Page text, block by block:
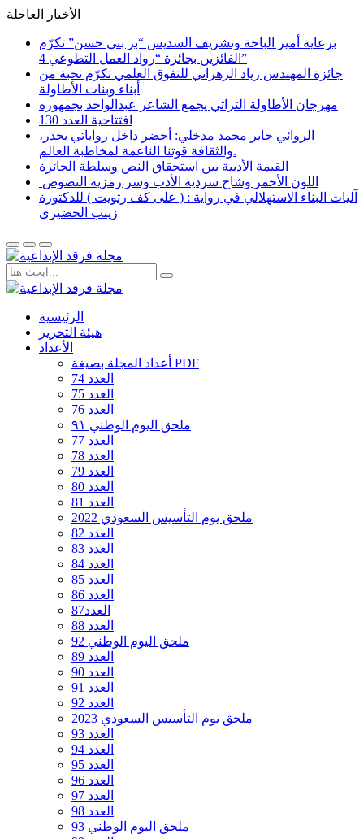
الأخبار العاجلة
برعاية أمير الباحة وتشريف السديس “بر بني حسن” تكرّم
الفائزين بجائزة “رواد العمل التطوعي 4”
جائزة المهندس زياد الزهراني للتفوق العلمي تكرّم نخبة من
أبناء وبنات الأطاولة
مهرجان الأطاولة التراثي يجمع الشاعر عبدالواحد بجمهوره
افتتاحية العدد 130
الروائي جابر محمد مدخلي: أحضر داخل رواياتي بحذر،
والثقافة قوتنا الناعمة لمخاطبة العالم.
القيمة الأدبية بين استحقاق النص وسلطة الجائزة
​ اللون الأحمر وشاح سردية الأدب وسر رمزية النصوص
آليات البناء الاستهلالي في رواية : ( على كف رتويت ) للدكتورة
زينب الخضيري
الرئيسية
هيئة التحرير
الأعداد
أعداد المجلة بصيغة PDF
العدد 74
العدد 75
العدد 76
ملحق اليوم الوطني ٩١
العدد 77
العدد 78
العدد 79
العدد 80
العدد 81
ملحق يوم التأسيس السعودي 2022
العدد 82
العدد 83
العدد 84
العدد 85
العدد 86
العدد87
العدد 88
ملحق اليوم الوطني 92
العدد 89
العدد 90
العدد 91
العدد 92
ملحق يوم التأسيس السعودي 2023
العدد 93
العدد 94
العدد 95
العدد 96
العدد 97
العدد 98
ملحق اليوم الوطني 93